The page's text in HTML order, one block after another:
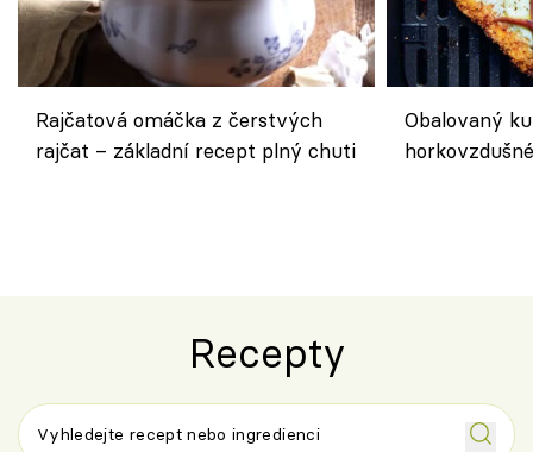
Rajčatová omáčka z čerstvých
rajčat – základní recept plný chuti
Obalovaný
Recepty